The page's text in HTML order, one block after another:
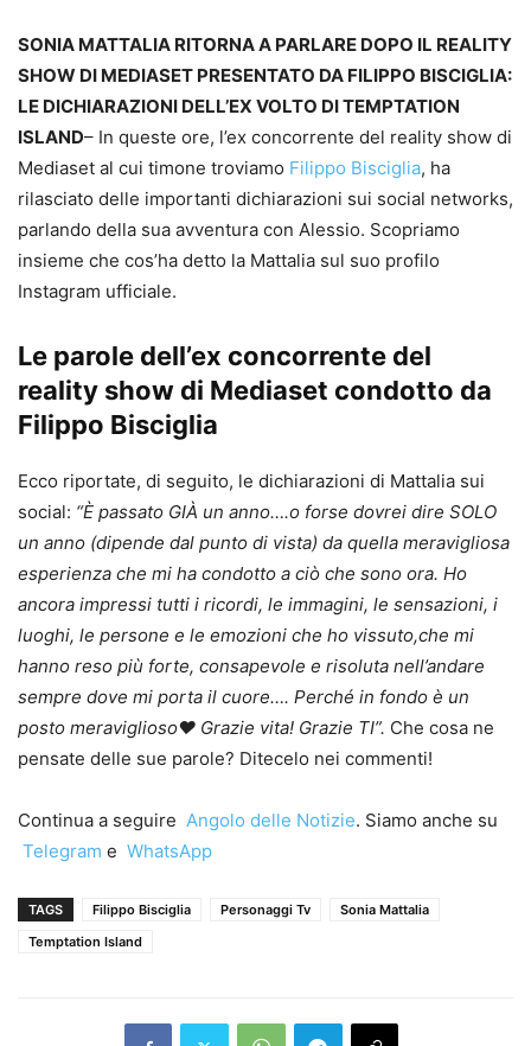
SONIA MATTALIA RITORNA A PARLARE DOPO IL REALITY
SHOW DI MEDIASET PRESENTATO DA FILIPPO BISCIGLIA:
LE DICHIARAZIONI DELL’EX VOLTO DI TEMPTATION
ISLAND– In queste ore, l’ex concorrente del reality show di
Mediaset al cui timone troviamo Filippo Bisciglia, ha
rilasciato delle importanti dichiarazioni sui social networks,
parlando della sua avventura con Alessio. Scopriamo
insieme che cos’ha detto la Mattalia sul suo profilo
Instagram ufficiale.
Le parole dell’ex concorrente del
reality show di Mediaset condotto da
Filippo Bisciglia
Ecco riportate, di seguito, le dichiarazioni di Mattalia sui
social: “È passato GIÀ un anno….o forse dovrei dire SOLO
un anno (dipende dal punto di vista) da quella meravigliosa
esperienza che mi ha condotto a ciò che sono ora. Ho
ancora impressi tutti i ricordi, le immagini, le sensazioni, i
luoghi, le persone e le emozioni che ho vissuto,che mi
hanno reso più forte, consapevole e risoluta nell’andare
sempre dove mi porta il cuore…. Perché in fondo è un
posto meraviglioso❤️ Grazie vita! Grazie TI”. Che cosa ne
pensate delle sue parole? Ditecelo nei commenti!
Continua a seguire Angolo delle Notizie. Siamo anche su
Telegram e WhatsApp
TAGS Filippo Bisciglia Personaggi Tv
Sonia Mattalia
Temptation Island